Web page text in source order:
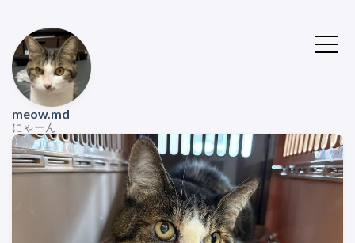
meow.md
にゃーん